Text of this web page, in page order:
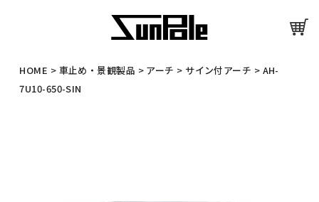
HOME > 車止め・景観製品 > アーチ > サイン付アーチ > AH-
7U10-650-SIN